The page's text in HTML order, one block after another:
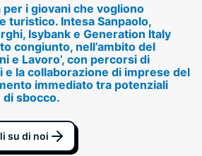
i giovani che vogliono
turistico. Intesa Sanpaolo,
Isybank e Generation Italy
congiunto, nell’ambito del
e Lavoro’, con percorsi di
la collaborazione di imprese del
immediato tra potenziali
sbocco.
su di noi